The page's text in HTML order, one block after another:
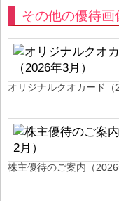
その他の優待画
オリジナルクオカード（
株主優待のご案内（2026